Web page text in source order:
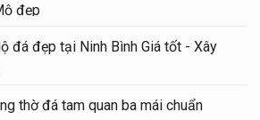
đẹp
đá đẹp tại Ninh Bình Giá tốt - Xây
thờ đá tam quan ba mái chuẩn